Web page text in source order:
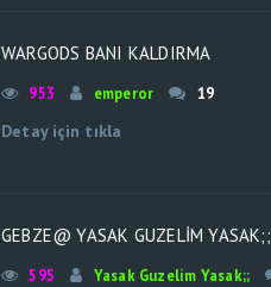
WARGODS BANI KALDIRMA
953 emperor 19
Detay için tıkla
GEBZE@ YASAK GUZELIM YASAK;;
595 Yasak Guzelim Yasak;;